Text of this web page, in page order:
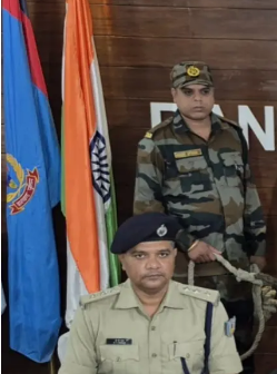
रांची सहित पूरे झारखंड में आज मानसून
असम बाढ़ पीड़ितों के लिए झारखंड का
गोवंशीय पशुओं की तस्करी का प्रयास
शादी का झांसा देकर दुष्कर्म करने का
झारखंड में SIR के दौरान 63.24 लाख